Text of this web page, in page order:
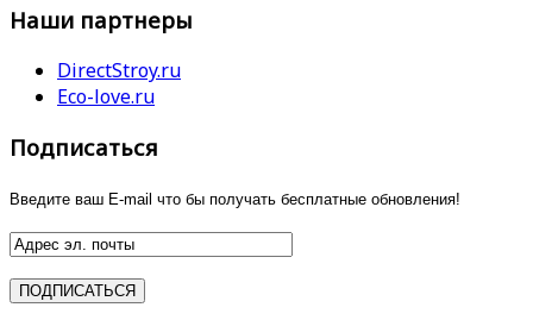
Наши партнеры
DirectStroy.ru
Eco-love.ru
Подписаться
Введите ваш E-mail что бы получать бесплатные обновления!